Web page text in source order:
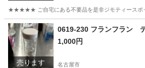
★★★★★ ご自宅にある不要品を是非ジモティースポッ
愛知 名古屋市 ももクロ
売ります
0619-230 フランフラン
1,000円
名古屋市